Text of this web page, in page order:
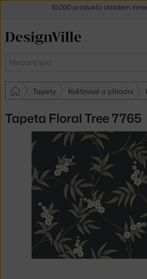
Hledat
Tapety Květinové a přírodní
Tapeta Floral Tree 7765
30 dní na vrácení